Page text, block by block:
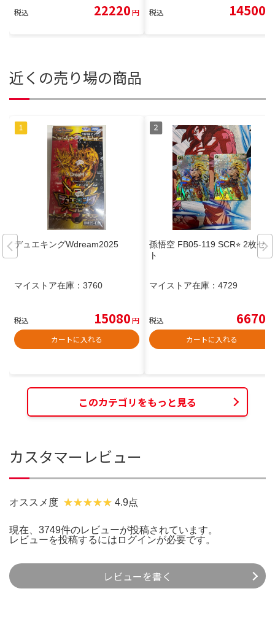
税込 22220円 税込 14500
近くの売り場の商品
デュエキングWdream2025
マイストア在庫： 3760
税込 15080円
カートに入れる
孫悟空 FB05-119 SCR⭐︎ 2枚セッ
ト
マイストア在庫： 4729
税込 6670
カートに入れる
このカテゴリをもっと見る
カスタマーレビュー
オススメ度 4.9点
現在、3749件のレビューが投稿されています。
レビューを投稿するには ログインが必要です。
レビューを書く